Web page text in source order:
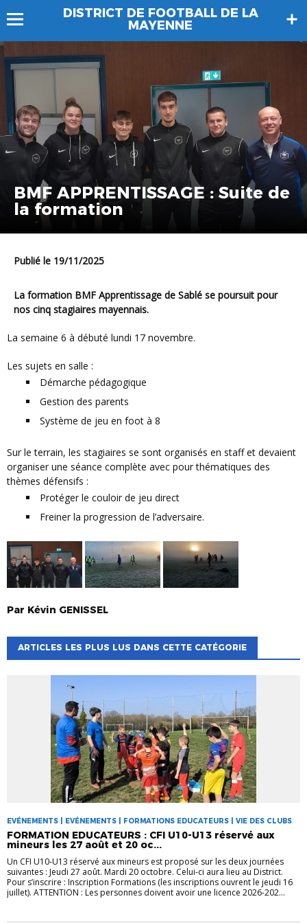
DISTRICT DE FOOTBALL DE LA
MAYENNE
BMF APPRENTISSAGE : Suite de
la formation
Publié le 19/11/2025
La formation BMF Apprentissage de Sablé se poursuit pour
nos cinq stagiaires mayennais.
La semaine 6 à débuté lundi 17 novembre.
Les sujets en salle :
Démarche pédagogique
Gestion des parents
Système de jeu en foot à 8
Sur le terrain, les stagiaires se sont organisés en staff et devaient
organiser une séance complète avec pour thématiques des
thèmes défensifs :
Protéger le couloir de jeu direct
Freiner la progression de l’adversaire.
Par Kévin GENISSEL
ARTICLES LES PLUS LUS DANS CETTE CATÉGORIE
EVÉNEMENTS | EVÉNEMENTS | FORMATIONS EDUCATEURS | VIE DES CLUBS
FORMATION EDUCATEURS : CFI U10-U13 réservé aux
mineurs les 27 août et 20 oc...
Un CFI U10-U13 réservé aux mineurs est proposé sur les deux journées
suivantes : Jeudi 27 août. Mardi 20 octobre. Celui-ci aura lieu au District.
Pour s’inscrire : Inscription Formations (les inscriptions ouvrent le jeudi 16
juillet). ATTENTION : Les personnes doivent avoir une licence 2026-202...